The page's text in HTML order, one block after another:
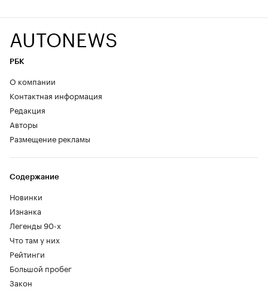
AUTONEWS
РБК
О компании
Контактная информация
Редакция
Авторы
Размещение рекламы
Содержание
Новинки
Изнанка
Легенды 90-х
Что там у них
Рейтинги
Большой пробег
Закон